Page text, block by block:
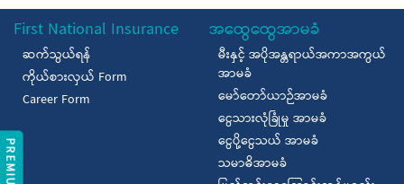
First National Insurance
ဆက်သွယ်ရန်
ကိုယ်စားလှယ် Form
Career Form
အထွေထွေအာမခံ
မီးနှင့် အပိုအန္တရာယ်အကာအကွယ်
အာမခံ
မော်တော်ယာဉ်အာမခံ
ငွေသားလုံခြုံမှု အာမခံ
ငွေပို့ငွေသယ် အာမခံ
သမာဓိအာမခံ